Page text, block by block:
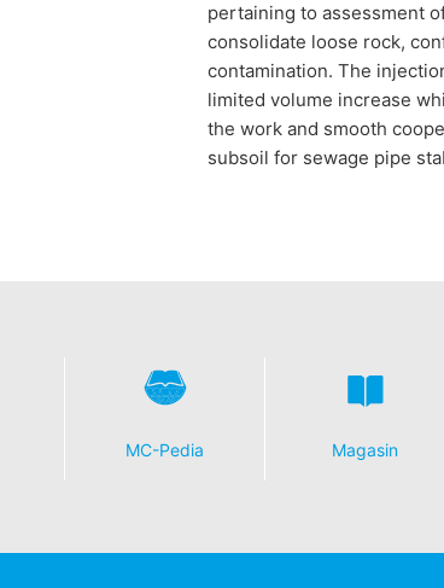
pertaining to assessment
consolidate loose rock,
contamination. The
limited volume increase
the work and smooth
subsoil for sewage pipe
MC-Pedia Magasin